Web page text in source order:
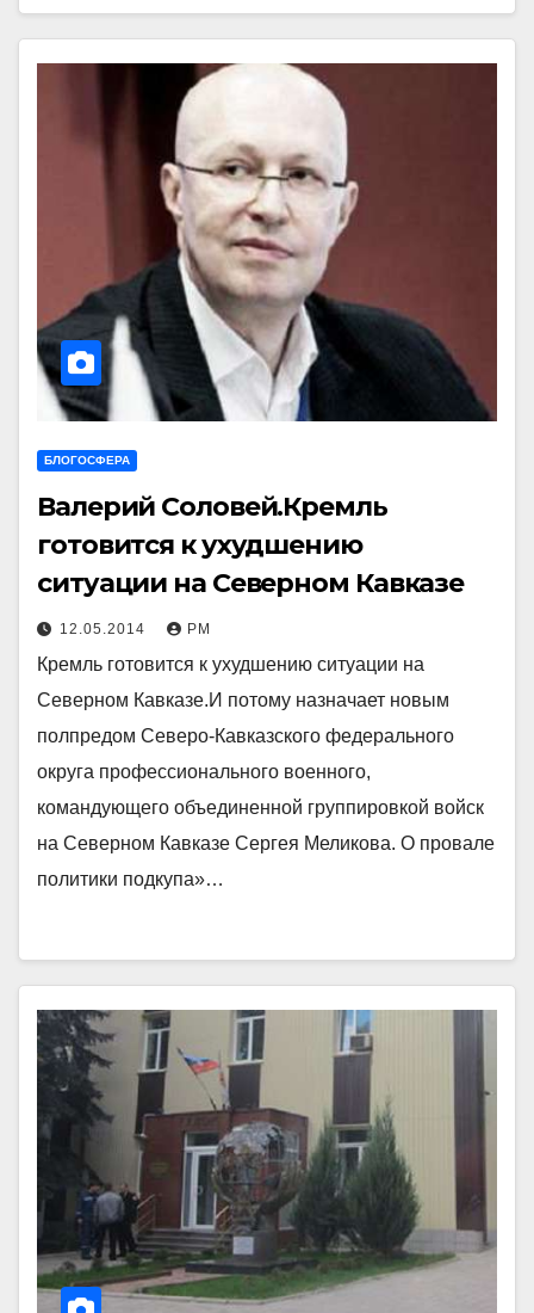
БЛОГОСФЕРА
Валерий Соловей.Кремль
готовится к ухудшению
ситуации на Северном Кавказе
12.05.2014 РМ
Кремль готовится к ухудшению ситуации на
Северном Кавказе.И потому назначает новым
полпредом Северо-Кавказского федерального
округа профессионального военного,
командующего объединенной группировкой войск
на Северном Кавказе Сергея Меликова. О провале
политики подкупа»…